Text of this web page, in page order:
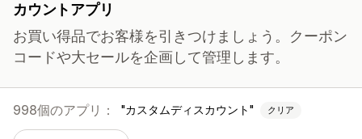
カウントアプリ
お買い得品でお客様を引きつけましょう。クーポン
コードや大セールを企画して管理します。
998個のアプリ： カスタムディスカウント クリア